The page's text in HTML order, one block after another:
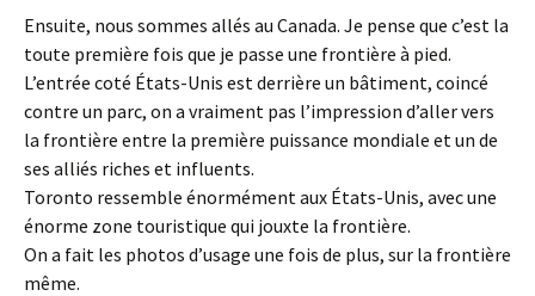
Ensuite, nous sommes allés au Canada. Je pense que c’est la
toute première fois que je passe une frontière à pied.
L’entrée coté États-Unis est derrière un bâtiment, coincé
contre un parc, on a vraiment pas l’impression d’aller vers
la frontière entre la première puissance mondiale et un de
ses alliés riches et influents.
Toronto ressemble énormément aux États-Unis, avec une
énorme zone touristique qui jouxte la frontière.
On a fait les photos d’usage une fois de plus, sur la frontière
même.